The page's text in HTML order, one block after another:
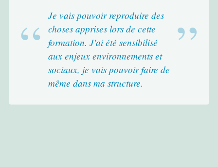
Je vais pouvoir reproduire des
choses apprises lors de cette
formation. J'ai été sensibilisé
aux enjeux environnements et
sociaux, je vais pouvoir faire de
même dans ma structure.